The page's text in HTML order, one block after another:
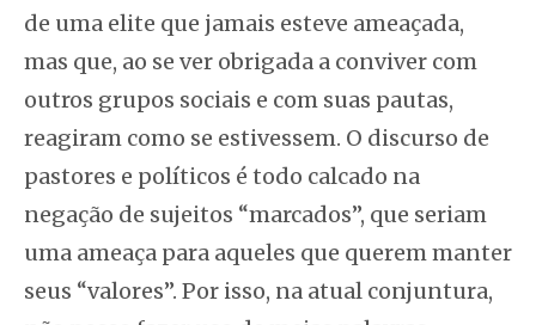
de uma elite que jamais esteve ameaçada,
mas que, ao se ver obrigada a conviver com
outros grupos sociais e com suas pautas,
reagiram como se estivessem. O discurso de
pastores e políticos é todo calcado na
negação de sujeitos “marcados”, que seriam
uma ameaça para aqueles que querem manter
seus “valores”. Por isso, na atual conjuntura,